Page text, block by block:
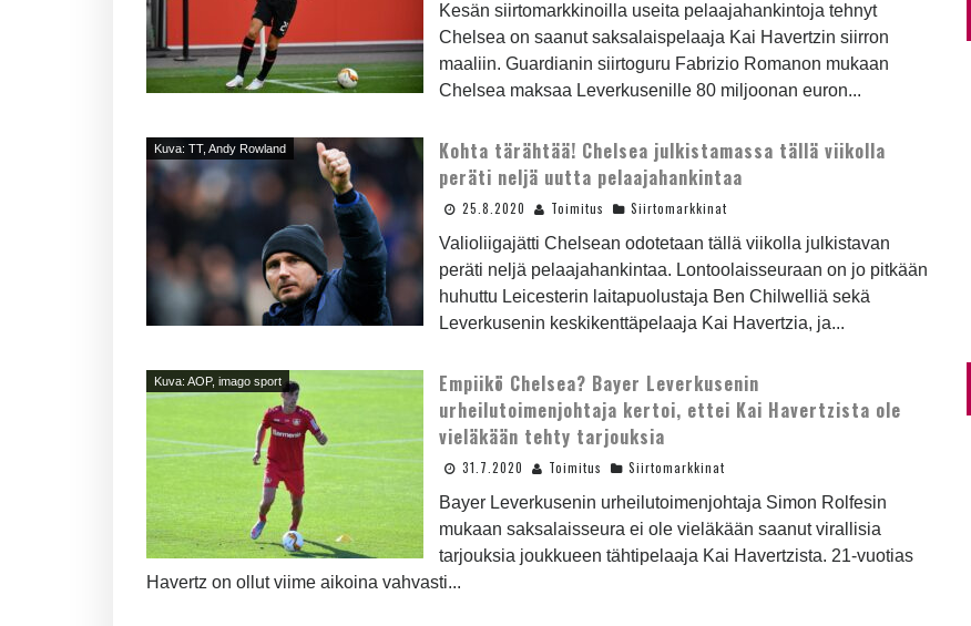
Kesän siirtomarkkinoilla useita pelaajahankintoja tehnyt
Chelsea on saanut saksalaispelaaja Kai Havertzin siirron
maaliin. Guardianin siirtoguru Fabrizio Romanon mukaan
Chelsea maksaa Leverkusenille 80 miljoonan euron...
Kuva: TT, Andy Rowland
Kohta tärähtää! Chelsea julkistamassa tällä viikolla
peräti neljä uutta pelaajahankintaa
25.8.2020 Toimitus Siirtomarkkinat
Valioliigajätti Chelsean odotetaan tällä viikolla julkistavan
peräti neljä pelaajahankintaa. Lontoolaisseuraan on jo pitkään
huhuttu Leicesterin laitapuolustaja Ben Chilwelliä sekä
Leverkusenin keskikenttäpelaaja Kai Havertzia, ja...
Kuva: AOP, imago sport
Empiikö Chelsea? Bayer Leverkusenin
urheilutoimenjohtaja kertoi, ettei Kai Havertzista ole
vieläkään tehty tarjouksia
31.7.2020 Toimitus Siirtomarkkinat
Bayer Leverkusenin urheilutoimenjohtaja Simon Rolfesin
mukaan saksalaisseura ei ole vieläkään saanut virallisia
tarjouksia joukkueen tähtipelaaja Kai Havertzista. 21-vuotias
Havertz on ollut viime aikoina vahvasti...